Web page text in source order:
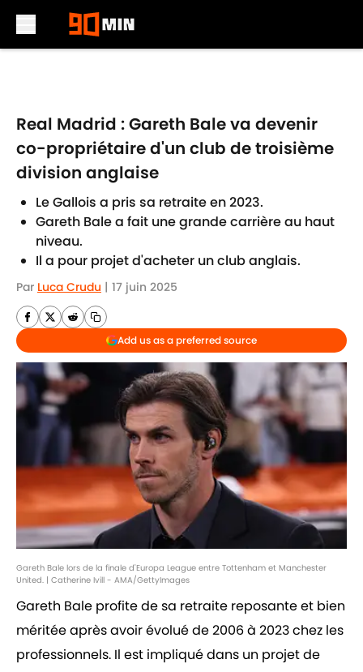
Real Madrid : Gareth Bale va devenir
co-propriétaire d'un club de troisième
division anglaise
Le Gallois a pris sa retraite en 2023.
Gareth Bale a fait une grande carrière au haut
niveau.
Il a pour projet d'acheter un club anglais.
Par Luca Crudu | 17 juin 2025
Add us as a preferred source
Gareth Bale lors de la finale d'Europa League entre Tottenham et Manchester
United. | Catherine Ivill - AMA/GettyImages
Gareth Bale profite de sa retraite reposante et bien
méritée après avoir évolué de 2006 à 2023 chez les
professionnels. Il est impliqué dans un projet de